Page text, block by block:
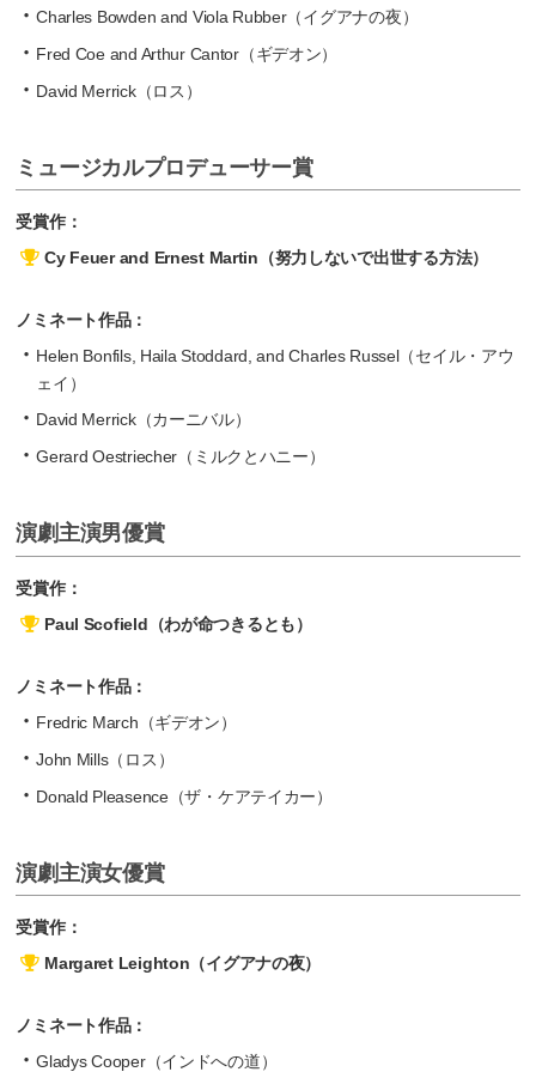
Charles Bowden and Viola Rubber（イグアナの夜）
Fred Coe and Arthur Cantor（ギデオン）
David Merrick（ロス）
ミュージカルプロデューサー賞
受賞作：
Cy Feuer and Ernest Martin（努力しないで出世する方法）
ノミネート作品：
Helen Bonfils, Haila Stoddard, and Charles Russel（セイル・アウ
ェイ）
David Merrick（カーニバル）
Gerard Oestriecher（ミルクとハニー）
演劇主演男優賞
受賞作：
Paul Scofield（わが命つきるとも）
ノミネート作品：
Fredric March（ギデオン）
John Mills（ロス）
Donald Pleasence（ザ・ケアテイカー）
演劇主演女優賞
受賞作：
Margaret Leighton（イグアナの夜）
ノミネート作品：
Gladys Cooper（インドへの道）